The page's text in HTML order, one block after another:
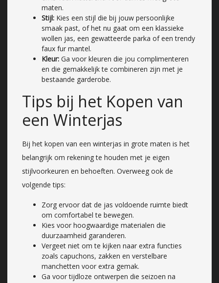
maten.
Stijl: Kies een stijl die bij jouw persoonlijke
smaak past, of het nu gaat om een klassieke
wollen jas, een gewatteerde parka of een trendy
faux fur mantel.
Kleur: Ga voor kleuren die jou complimenteren
en die gemakkelijk te combineren zijn met je
bestaande garderobe.
Tips bij het Kopen van
een Winterjas
Bij het kopen van een winterjas in grote maten is het
belangrijk om rekening te houden met je eigen
stijlvoorkeuren en behoeften. Overweeg ook de
volgende tips:
Zorg ervoor dat de jas voldoende ruimte biedt
om comfortabel te bewegen.
Kies voor hoogwaardige materialen die
duurzaamheid garanderen.
Vergeet niet om te kijken naar extra functies
zoals capuchons, zakken en verstelbare
manchetten voor extra gemak.
Ga voor tijdloze ontwerpen die seizoen na